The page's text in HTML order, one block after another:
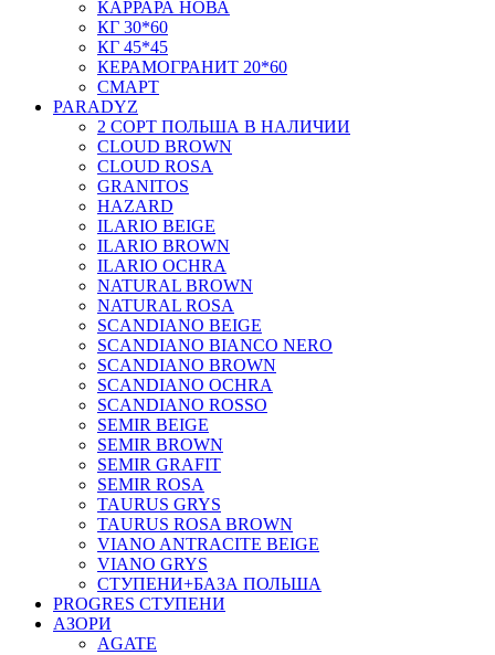
КАРРАРА НОВА
КГ 30*60
КГ 45*45
КЕРАМОГРАНИТ 20*60
СМАРТ
PARADYZ
2 СОРТ ПОЛЬША В НАЛИЧИИ
CLOUD BROWN
CLOUD ROSA
GRANITOS
HAZARD
ILARIO BEIGE
ILARIO BROWN
ILARIO OCHRA
NATURAL BROWN
NATURAL ROSA
SCANDIANO BEIGE
SCANDIANO BIANCO NERO
SCANDIANO BROWN
SCANDIANO OCHRA
SCANDIANO ROSSO
SEMIR BEIGE
SEMIR BROWN
SEMIR GRAFIT
SEMIR ROSA
TAURUS GRYS
TAURUS ROSA BROWN
VIANO ANTRACITE BEIGE
VIANO GRYS
СТУПЕНИ+БАЗА ПОЛЬША
PROGRES СТУПЕНИ
АЗОРИ
AGATE